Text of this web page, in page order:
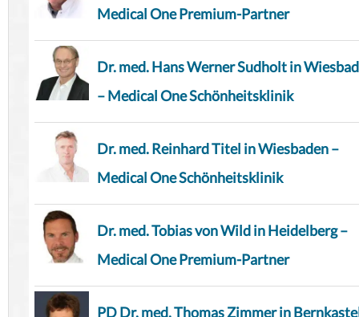
Medical One Premium-Partner
Dr. med. Hans Werner Sudholt in
– Medical One Schönheitsklinik
Dr. med. Reinhard Titel in Wiesbaden –
Medical One Schönheitsklinik
Dr. med. Tobias von Wild in Heidelberg –
Medical One Premium-Partner
PD Dr. med. Thomas Zimmer in